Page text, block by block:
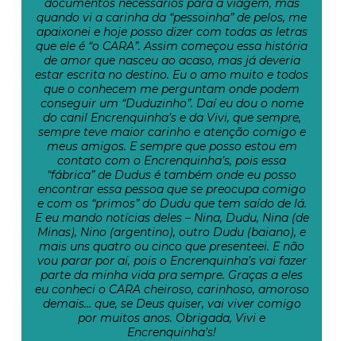
documentos necessários para a viagem, mas
quando vi a carinha da “pessoinha” de pelos, me
apaixonei e hoje posso dizer com todas as letras
que ele é “o CARA”. Assim começou essa história
de amor que nasceu ao acaso, mas já deveria
estar escrita no destino. Eu o amo muito e todos
que o conhecem me perguntam onde podem
conseguir um “Duduzinho”. Daí eu dou o nome
do canil Encrenquinha’s e da Vivi, que sempre,
sempre teve maior carinho e atenção comigo e
meus amigos. E sempre que posso estou em
contato com o Encrenquinha’s, pois essa
“fábrica” de Dudus é também onde eu posso
encontrar essa pessoa que se preocupa comigo
e com os “primos” do Dudu que tem saído de lá.
E eu mando notícias deles – Nina, Dudu, Nina (de
Minas), Nino (argentino), outro Dudu (baiano), e
mais uns quatro ou cinco que presenteei. E não
vou parar por aí, pois o Encrenquinha’s vai fazer
parte da minha vida pra sempre. Graças a eles
eu conheci o CARA cheiroso, carinhoso, amoroso
demais… que, se Deus quiser, vai viver comigo
por muitos anos. Obrigada, Vivi e
Encrenquinha’s!